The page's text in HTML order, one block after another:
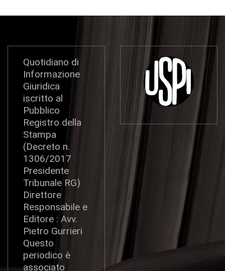
Quotidiano di
Informazione
Giuridica
iscritto al
Pubblico
Registro della
Stampa
(Decreto n.
1306/2017
Presidente
Tribunale RG)
Direttore
Responsabile e
Editore : Avv.
Pietro Gurrieri
Questo
periodico è
associato